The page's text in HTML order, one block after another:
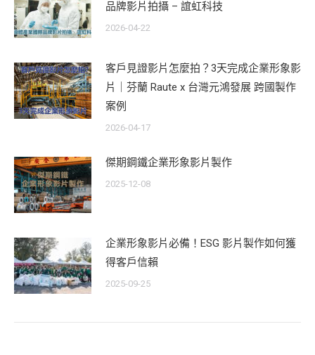
品牌影片拍攝 – 誼虹科技
2026-04-22
客戶見證影片怎麼拍？3天完成企業形象影
片｜芬蘭 Raute x 台灣元鴻發展 跨國製作
案例
2026-04-17
傑期鋼鐵企業形象影片製作
2025-12-08
企業形象影片必備！ESG 影片製作如何獲
得客戶信賴
2025-09-25